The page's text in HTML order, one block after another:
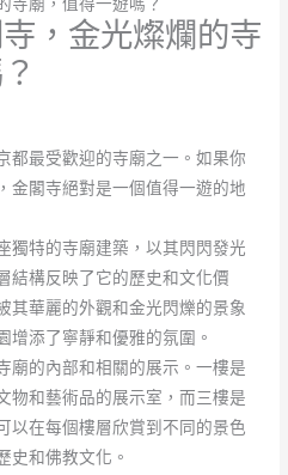
寺廟，值得一遊嗎？
，金光燦爛的寺
都最受歡迎的寺廟之一。如果你
金閣寺絕對是一個值得一遊的地
獨特的寺廟建築，以其閃閃發光
結構反映了它的歷史和文化價
其華麗的外觀和金光閃爍的景象
增添了寧靜和優雅的氛圍。
廟的內部和相關的展示。一樓是
物和藝術品的展示室，而三樓是
以在每個樓層欣賞到不同的景色
史和佛教文化。